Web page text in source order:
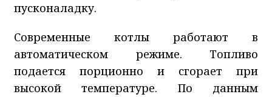
пусконаладку.
Современные котлы работают в
автоматическом режиме. Топливо
подается порционно и сгорает при
высокой температуре. По данным